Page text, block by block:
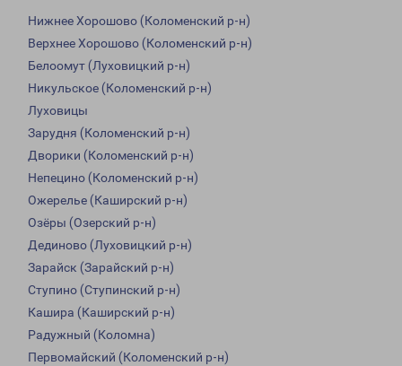
Нижнее Хорошово (Коломенский р-н)
Верхнее Хорошово (Коломенский р-н)
Белоомут (Луховицкий р-н)
Никульское (Коломенский р-н)
Луховицы
Зарудня (Коломенский р-н)
Дворики (Коломенский р-н)
Непецино (Коломенский р-н)
Ожерелье (Каширский р-н)
Озёры (Озерский р-н)
Дединово (Луховицкий р-н)
Зарайск (Зарайский р-н)
Ступино (Ступинский р-н)
Кашира (Каширский р-н)
Радужный (Коломна)
Первомайский (Коломенский р-н)